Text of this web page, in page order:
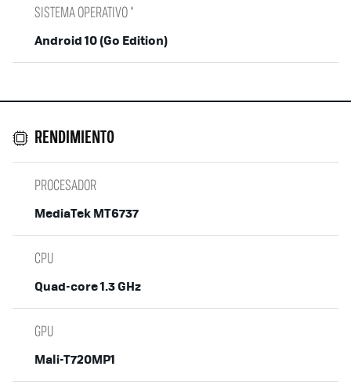
SISTEMA OPERATIVO *
Android 10 (Go Edition)
RENDIMIENTO
PROCESADOR
MediaTek MT6737
CPU
Quad-core 1.3 GHz
GPU
Mali-T720MP1